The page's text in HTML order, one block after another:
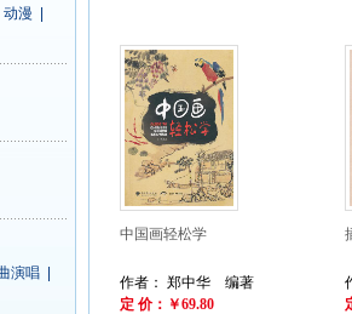
动漫
演唱
中国画轻松学
作者： 郑中华 编著
定 价：￥69.80